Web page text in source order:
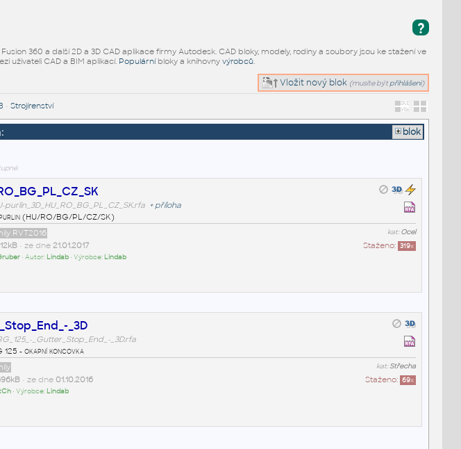
?
360 a další 2D a 3D CAD aplikace firmy Autodesk. CAD bloky, modely, rodiny a soubory jsou ke stažení ve
uživateli CAD a BIM aplikací. Populárníbloky a knihovny výrobců.
Vložit nový blok (musíte být přihlášeni)
• Strojírenství
:
blok
purlin_3D_HU_RO_BG_PL_CZ_SK.rfa + příloha
purlin (HU/RO/BG/PL/CZ/SK)
kat:Ocel
RVT2016
Staženo: 319x
• ze dne 21.01.2017
• Autor: Lindab• Výrobce: Lindab
_3D
_Gutter_Stop_End_-_3D.rfa
125 - okapní koncovka
kat:Střecha
Staženo: 69x
• ze dne 01.10.2016
• Výrobce: Lindab